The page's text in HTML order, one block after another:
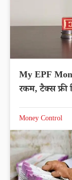
My EPF
रकम, टैक्स फ्री
Money Control